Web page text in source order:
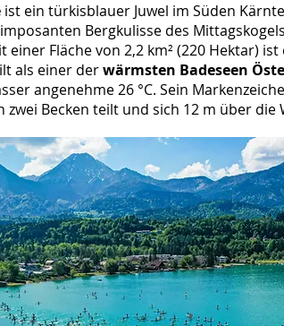
ist ein türkisblauer Juwel im Süden
Bergkulisse des
einer Fläche von 2,2 km² (220 Hektar)
als einer derwärmsten Badeseen
angenehme 26 °C. Sein
zwei Becken teilt und sich 12 m über